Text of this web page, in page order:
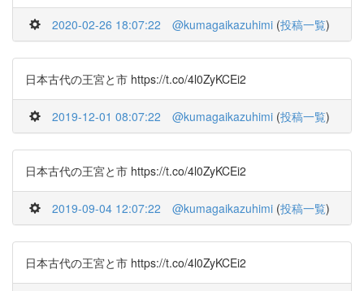
2020-02-26 18:07:22 @kumagaikazuhimi (投稿一覧)
日本古代の王宮と市 https://t.co/4l0ZyKCEi2
2019-12-01 08:07:22 @kumagaikazuhimi (投稿一覧)
日本古代の王宮と市 https://t.co/4l0ZyKCEi2
2019-09-04 12:07:22 @kumagaikazuhimi (投稿一覧)
日本古代の王宮と市 https://t.co/4l0ZyKCEi2